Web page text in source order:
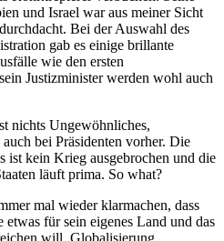
und Israel war aus meiner Sicht
Bei der Auswahl des
gab es einige brillante
wie den ersten
Justizminister werden wohl auch
nichts Ungewöhnliches,
bei Präsidenten vorher. Die
ist kein Krieg ausgebrochen und die
läuft prima. So what?
mal wieder klarmachen, dass
für sein eigenes Land und das
will. Globalisierung,